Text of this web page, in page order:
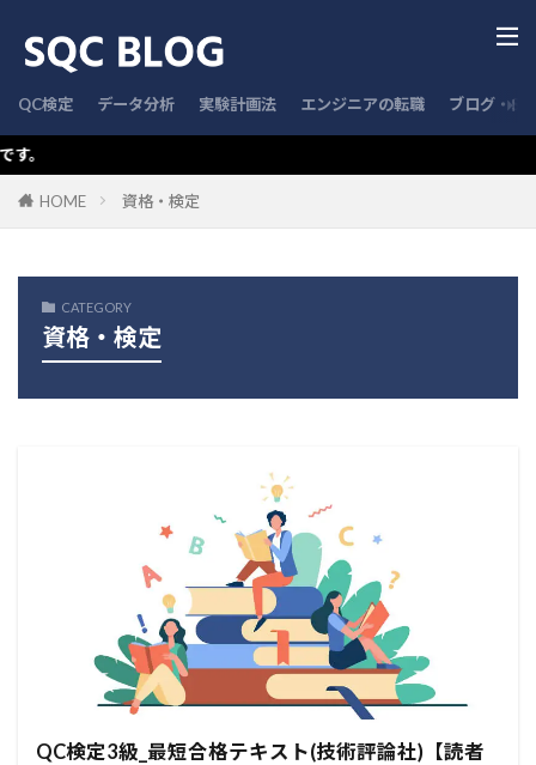
QC検定 データ分析 実験計画法 エンジニアの転職 ブログ・
HOME 資格・検定
CATEGORY
資格・検定
QC検定3級_最短合格テキスト(技術評論社)【読者